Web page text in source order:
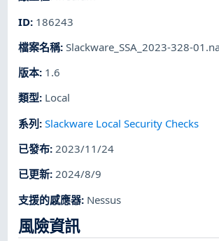
ID: 186243
檔案名稱:Slackware_SSA_2023-328-
版本: 1.6
類型: Local
系列:Slackware Local Security Checks
已發布:2023/11/24
已更新:2024/8/9
支援的感應器: Nessus
風險資訊